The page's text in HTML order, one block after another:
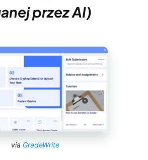
przez AI)
via GradeWrite